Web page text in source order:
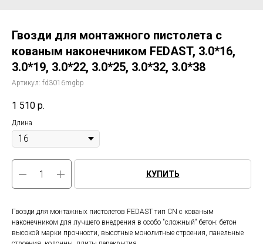
Гвозди для монтажного пистолета с
кованым наконечником FEDAST, 3.0*16,
3.0*19, 3.0*22, 3.0*25, 3.0*32, 3.0*38
Артикул: fd3016mgbp
1 510 р.
Длина
КУПИТЬ
Гвозди для монтажных пистолетов FEDAST тип CN с кованым
наконечником для лучшего внедрения в особо "сложный" бетон: бетон
высокой марки прочности, высотные монолитные строения, панельные